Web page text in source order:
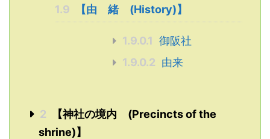
1.9 【由 緒 (History)】
1.9.0.1 御阪社
1.9.0.2 由来
2
【神社の境内 (Precincts of the
shrine)】